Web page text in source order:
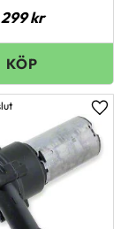
299kr